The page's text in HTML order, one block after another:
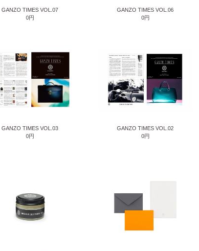
GANZO TIMES VOL.07
0円
GANZO TIMES VOL.06
0円
GANZO TIMES VOL.03
0円
GANZO TIMES VOL.02
0円